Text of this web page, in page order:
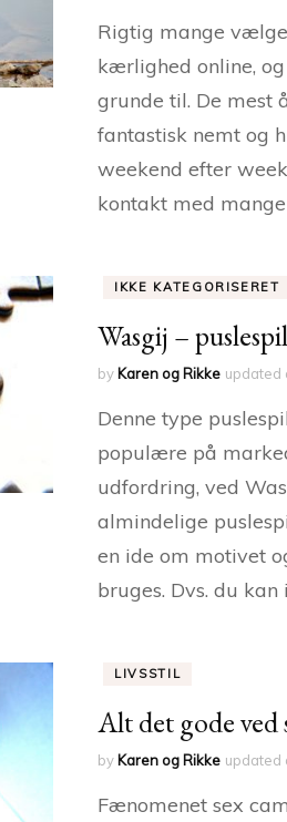
Rigtig mange
kærlighed online,
grunde til. De mest
fantastisk nemt og
weekend efter
kontakt med
IKKE KATEGORISERET
Wasgij –
by Karen og Rikke updated
Denne type
populære på
udfordring, ved
almindelige
en ide om motivet
bruges. Dvs. du
LIVSSTIL
Alt det gode ved
by Karen og Rikke updated
Fænomenet sex